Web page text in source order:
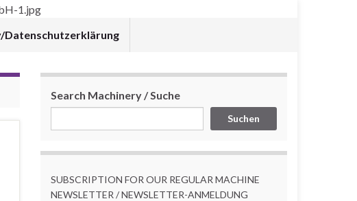
Datenschutzerklärung
Search Machinery / Suche
Suchen
SUBSCRIPTION FOR OUR REGULAR MACHINE
NEWSLETTER / NEWSLETTER-ANMELDUNG